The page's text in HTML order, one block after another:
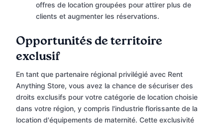
offres de location groupées pour attirer plus de
clients et augmenter les réservations.
Opportunités de territoire
exclusif
En tant que partenaire régional privilégié avec Rent
Anything Store, vous avez la chance de sécuriser des
droits exclusifs pour votre catégorie de location choisie
dans votre région, y compris l'industrie florissante de la
location d'équipements de maternité. Cette exclusivité